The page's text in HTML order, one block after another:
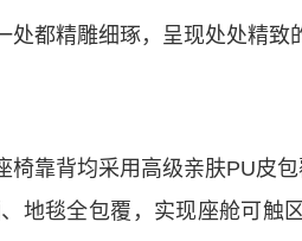
都精雕细琢，呈现处处精致
靠背均采用高级亲肤PU皮包
地毯全包覆，实现座舱可触